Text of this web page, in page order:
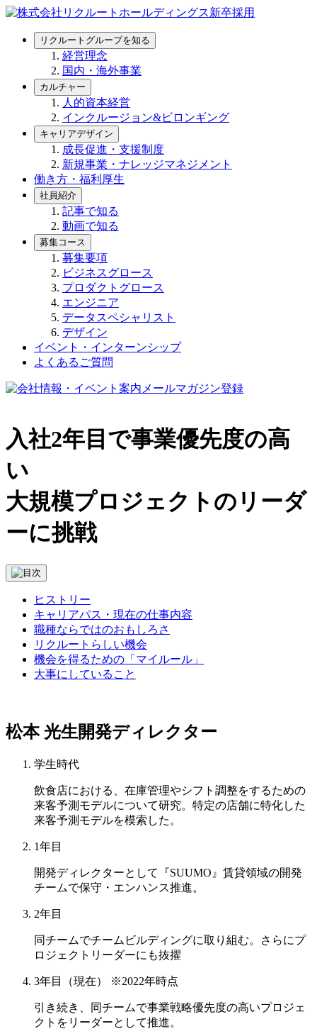
リクルートグループを知る
経営理念
国内・海外事業
カルチャー
人的資本経営
インクルージョン&ビロンギング
キャリアデザイン
成長促進・支援制度
新規事業・ナレッジマネジメント
働き方・福利厚生
社員紹介
記事で知る
動画で知る
募集コース
募集要項
ビジネスグロース
プロダクトグロース
エンジニア
データスペシャリスト
デザイン
イベント・インターンシップ
よくあるご質問
入社2年目で事業優先度の高
い
大規模プロジェクトのリーダ
ーに挑戦
ヒストリー
キャリアパス・現在の仕事内容
職種ならではのおもしろさ
リクルートらしい機会
機会を得るための「マイルール」
大事にしていること
松本 光生開発ディレクター
学生時代
飲食店における、在庫管理やシフト調整をするための
来客予測モデルについて研究。特定の店舗に特化した
来客予測モデルを模索した。
1年目
開発ディレクターとして『SUUMO』賃貸領域の開発
チームで保守・エンハンス推進。
2年目
同チームでチームビルディングに取り組む。さらにプ
ロジェクトリーダーにも抜擢
3年目（現在） ※2022年時点
引き続き、同チームで事業戦略優先度の高いプロジェ
クトをリーダーとして推進。